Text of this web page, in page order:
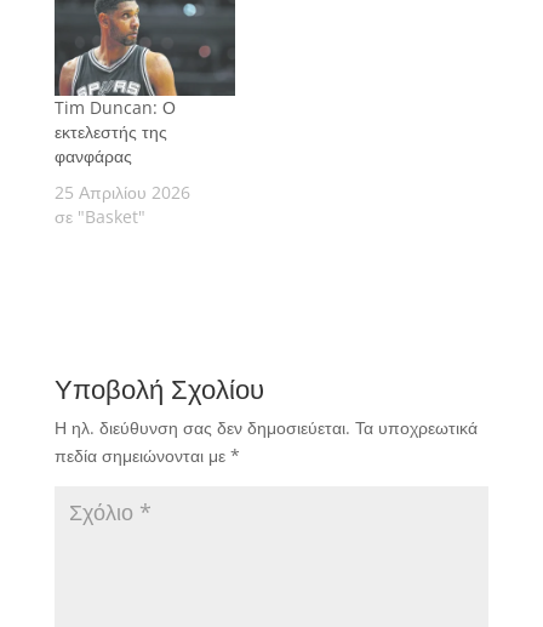
Tim Duncan: Ο
εκτελεστής της
φανφάρας
25 Απριλίου 2026
σε "Basket"
Υποβολή Σχολίου
Η ηλ. διεύθυνση σας δεν δημοσιεύεται. Τα υποχρεωτικά
πεδία σημειώνονται με *